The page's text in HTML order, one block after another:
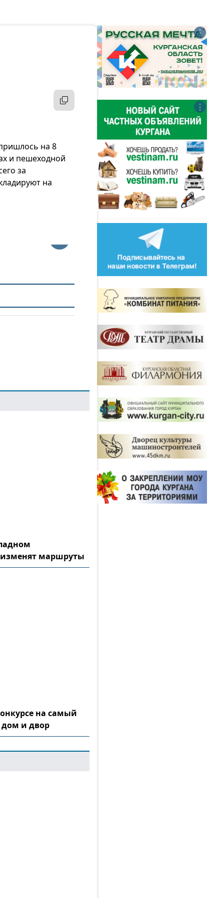
на 8
и пешеходной
за
на
маршруты
на самый
и двор
⋮
⋮